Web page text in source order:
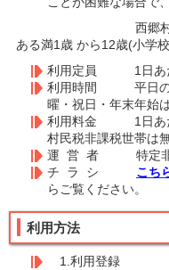
西郷村、泉崎村
ある満1歳 から12歳(小学
利用定員 1日あ
利用時間 平日の午
曜・祝日・年末年始
利用料金 1日あた
村民税非課税世帯は
運 営 者 特定非営
チ ラ シ こち
らご覧ください。
利用方法
1.利用登録